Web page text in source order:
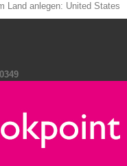
Land anlegen: United States